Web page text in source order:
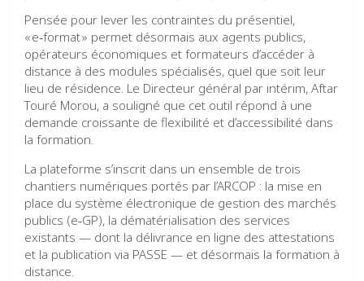
Pensée pour lever les contraintes du présentiel,
« e‑format » permet désormais aux agents publics,
opérateurs économiques et formateurs d’accéder à
distance à des modules spécialisés, quel que soit leur
lieu de résidence. Le Directeur général par intérim, Aftar
Touré Morou, a souligné que cet outil répond à une
demande croissante de flexibilité et d’accessibilité dans
la formation.
La plateforme s’inscrit dans un ensemble de trois
chantiers numériques portés par l’ARCOP : la mise en
place du système électronique de gestion des marchés
publics (e‑GP), la dématérialisation des services
existants — dont la délivrance en ligne des attestations
et la publication via PASSE — et désormais la formation à
distance.